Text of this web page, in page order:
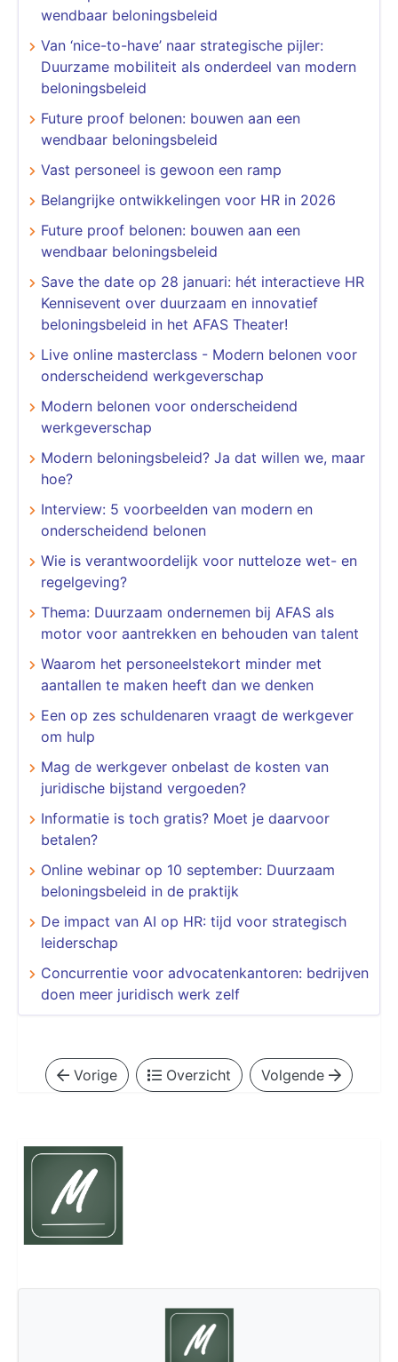
wendbaar beloningsbeleid
Van ‘nice-to-have’ naar strategische pijler:
Duurzame mobiliteit als onderdeel van modern
beloningsbeleid
Future proof belonen: bouwen aan een
wendbaar beloningsbeleid
​​​​​​​Vast personeel is gewoon een ramp
Belangrijke ontwikkelingen voor HR in 2026
Future proof belonen: bouwen aan een
wendbaar beloningsbeleid
Save the date op 28 januari: hét interactieve HR
Kennisevent over duurzaam en innovatief
beloningsbeleid in het AFAS Theater!
Live online masterclass - Modern belonen voor
onderscheidend werkgeverschap
Modern belonen voor onderscheidend
werkgeverschap
Modern beloningsbeleid? Ja dat willen we, maar
hoe?
Interview: 5 voorbeelden van modern en
onderscheidend belonen
​​​​​​​Wie is verantwoordelijk voor nutteloze wet- en
regelgeving?
Thema: Duurzaam ondernemen bij AFAS als
motor voor aantrekken en behouden van talent
Waarom het personeelstekort minder met
aantallen te maken heeft dan we denken
Een op zes schuldenaren vraagt de werkgever
om hulp
Mag de werkgever onbelast de kosten van
juridische bijstand vergoeden?
Informatie is toch gratis? Moet je daarvoor
betalen?
Online webinar op 10 september: Duurzaam
beloningsbeleid in de praktijk
De impact van AI op HR: tijd voor strategisch
leiderschap
Concurrentie voor advocatenkantoren: bedrijven
doen meer juridisch werk zelf
Vorige Overzicht Volgende